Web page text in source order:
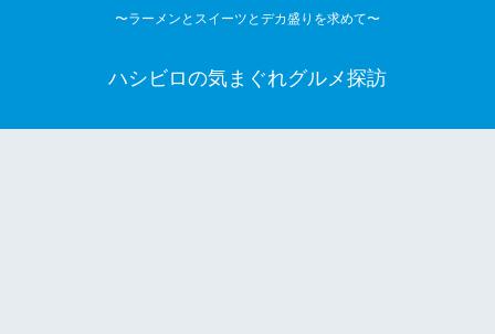
〜ラーメンとスイーツとデカ盛りを求めて〜
ハシビロの気まぐれグルメ探訪